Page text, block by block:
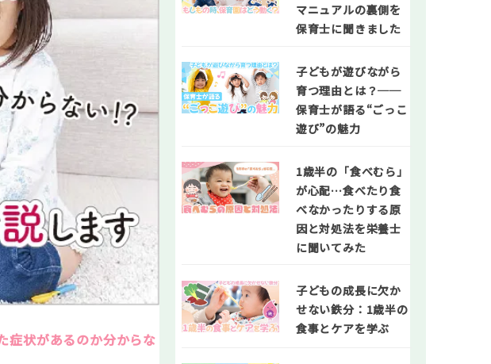
症状があるのか分からな
マニュアルの裏側を
保育士に聞きました
子どもが遊びながら
育つ理由とは？──
保育士が語る“ごっこ
遊び”の魅力
1歳半の「食べむら」
が心配…食べたり食
べなかったりする原
因と対処法を栄養士
に聞いてみた
子どもの成長に欠か
せない鉄分：1歳半の
食事とケアを学ぶ